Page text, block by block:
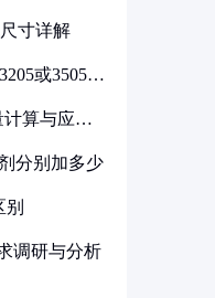
寸详解
或3505代
计算与应用
分别加多少
调研与分析